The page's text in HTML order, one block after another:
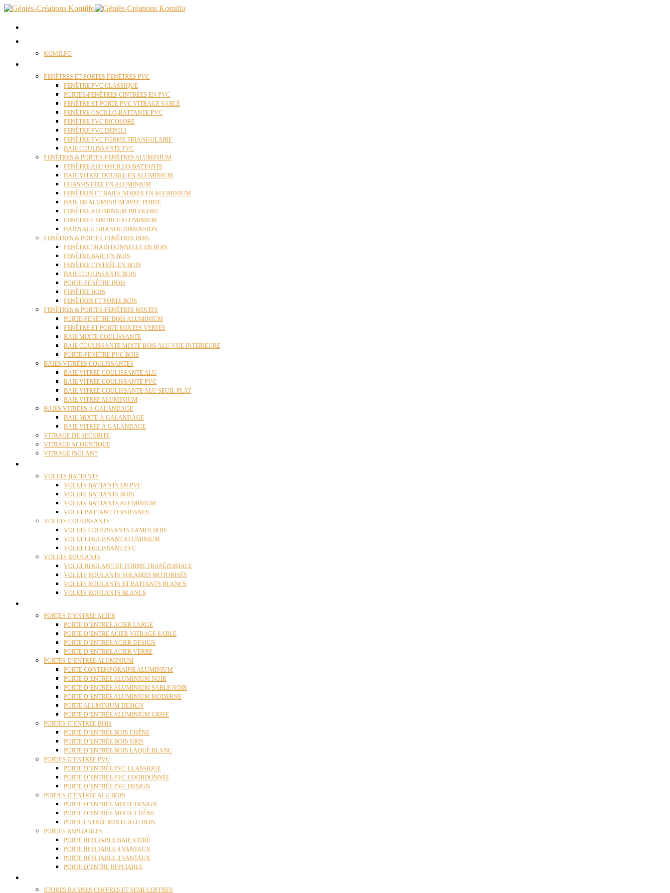
KOMILFO
FENÊTRES ET PORTES FENÊTRES PVC
FENÊTRE PVC CLASSIQUE
PORTES-FENÊTRES CINTRÉES EN PVC
FENÊTRE ET PORTE PVC VITRAGE SABLÉ
FENÊTRE OSCILLO-BATTANTE PVC
FENÊTRE PVC BICOLORE
FENÊTRE PVC DÉPOLI
FENÊTRE PVC FORME TRIANGULAIRE
BAIE COULISSANTE PVC
FENÊTRES & PORTES-FENÊTRES ALUMINIUM
FENÊTRE ALU OSCILLO-BATTANTE
BAIE VITRÉE DOUBLE EN ALUMINIUM
CHASSIS FIXE EN ALUMINIUM
FENÊTRES ET BAIES NOIRES EN ALUMINIUM
BAIE EN ALUMINIUM AVEC PORTE
FENÊTRE ALUMINIUM BICOLORE
FENETRE CEINTREE ALUMINIUM
BAIES ALU GRANDE DIMENSION
FENÊTRES & PORTES-FENÊTRES BOIS
FENÊTRE TRADITIONNELLE EN BOIS
FENÊTRE BAIE EN BOIS
FENÊTRE CINTRÉE EN BOIS
BAIE COULISSANTE BOIS
PORTE-FENÊTRE BOIS
FENÊTRE BOIS
FENÊTRES ET PORTE BOIS
FENÊTRES & PORTES-FENÊTRES MIXTES
PORTE-FENÊTRE BOIS ALUMINIUM
FENÊTRE ET PORTE MIXTES VERTES
BAIE MIXTE COULISSANTE
BAIE COULISSANTE MIXTE BOIS ALU VUE INTÉRIEURE
PORTE-FENÊTRE PVC BOIS
BAIES VITRÉES COULISSANTES
BAIE VITRÉE COULISSANTE ALU
BAIE VITRÉE COULISSANTE PVC
BAIE VITRÉE COULISSANTE ALU SEUIL PLAT
BAIE VITRÉE ALUMINIUM
BAIES VITRÉES À GALANDAGE
BAIE MIXTE À GALANDAGE
BAIE VITRÉE À GALANDAGE
VITRAGE DE SECURITE
VITRAGE ACOUSTIQUE
VITRAGE ISOLANT
VOLETS BATTANTS
VOLETS BATTANTS EN PVC
VOLETS BATTANTS BOIS
VOLETS BATTANTS ALUMINIUM
VOLET BATTANT PERSIENNES
VOLETS COULISSANTS
VOLETS COULISSANTS LAMES BOIS
VOLET COULISSANT ALUMINIUM
VOLET COULISSANT PVC
VOLETS ROULANTS
VOLET ROULANT DE FORME TRAPÉZOÏDALE
VOLETS ROULANTS SOLAIRES MOTORISÉS
VOLETS ROULANTS ET BATTANTS BLANCS
VOLETS ROULANTS BLANCS
PORTES D’ENTRÉE ACIER
PORTE D’ENTREE ACIER LARGE
PORTE D’ENTRE ACIER VITRAGE SABLE
PORTE D’ENTREE ACIER DESIGN
PORTE D’ENTREE ACIER VERRE
PORTES D’ENTRÉE ALUMINIUM
PORTE CONTEMPORAINE ALUMINIUM
PORTE D’ENTRÉE ALUMINIUM NOIR
PORTE D’ENTRÉE ALUMINIUM SABLE NOIR
PORTE D’ENTRÉE ALUMINIUM MODERNE
PORTE ALUMINIUM DESIGN
PORTE D’ENTRÉE ALUMINIUM GRISE
PORTES D’ENTRÉE BOIS
PORTE D’ENTRÉE BOIS CHÊNE
PORTE D’ENTRÉE BOIS GRIS
PORTE D’ENTRÉE BOIS LAQUÉ BLANC
PORTES D’ENTRÉE PVC
PORTE D’ENTRÉE PVC CLASSIQUE
PORTE D’ENTRÉE PVC COORDONNÉE
PORTE D’ENTRÉE PVC DESIGN
PORTES D’ENTRÉE ALU BOIS
PORTE D’ENTRÉE MIXTE DESIGN
PORTE D’ENTRÉE MIXTE CHÊNE
PORTE ENTRÉE MIXTE ALU BOIS
PORTES REPLIABLES
PORTE REPLIABLE BAIE VITRÉ
PORTE REPLIABLE 4 VANTAUX
PORTE REPLIABLE 3 VANTAUX
PORTE D’ENTRE REPLIABLE
STORES BANNES COFFRES ET SEMI-COFFRES